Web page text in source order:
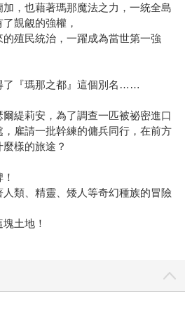
，也藉著瑪那魔法之力，一統全島
覬覦的強權，
殖民統治，一躍成為當世第一強
了『瑪那之都』這個別名……
爾緹莉安，為了調查一匹被祕密進口
雇請一批幹練的傭兵同行，在前方
樣的旅途？
類、精靈、矮人等奇幻種族的冒險
土地！